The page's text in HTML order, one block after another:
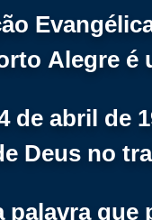
Alegre é
de abril de
Deus no
palavra